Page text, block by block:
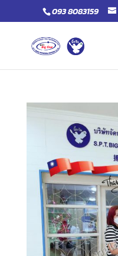
093 8083159